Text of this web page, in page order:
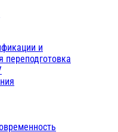
и
переподготовка